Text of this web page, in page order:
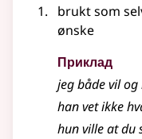
brukt som
ønske
Приклад
jeg både vil og
han vet ikke
hun ville at du